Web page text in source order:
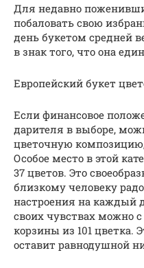
Для недавно
побаловать свою
день букетом средней
в знак того, что она
Европейский букет
Если финансовое
дарителя в выборе,
цветочную
Особое место в этой
37 цветов. Это
близкому человеку
настроения на каждый
своих чувствах можно
корзины из 101 цветка.
оставит равнодушной